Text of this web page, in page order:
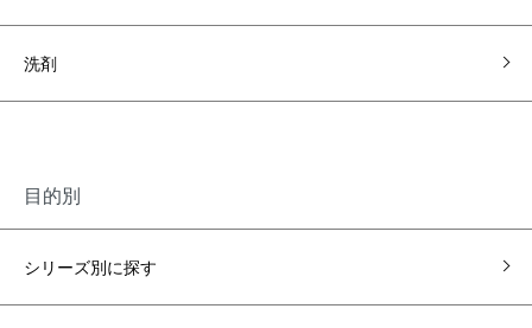
洗剤
目的別
シリーズ別に探す